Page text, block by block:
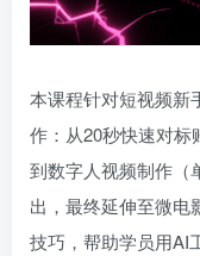
本课程针对短视频新
作：从20秒快速对标
到数字人视频制作（
出，最终延伸至微电
技巧，帮助学员用AI